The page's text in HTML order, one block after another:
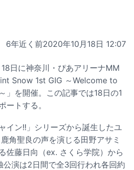
6年近く前2020年10月18日 12:07
日に神奈川・ぴあアリーナMM
Snow 1st GIG ～Welcome to
を開催。この記事では18日の1
ートする。
イン!!」シリーズから誕生したユ
角聖良の声を演じる田野アサミ
佐藤日向（ex. さくら学院）から
公演は2日間で全3回行われ各回約